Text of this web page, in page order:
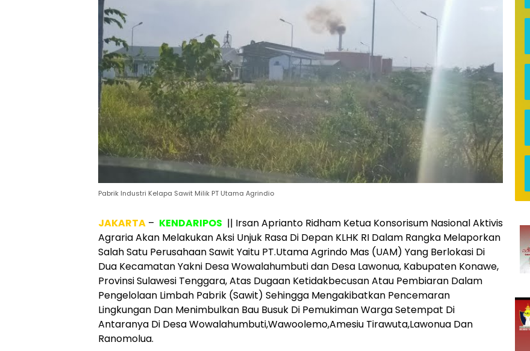
Pabrik Industri Kelapa Sawit Milik PT Utama Agrindio
JAKARTA – KENDARIPOS || Irsan Aprianto Ridham Ketua Konsorisum Nasional Aktivis
Agraria Akan Melakukan Aksi Unjuk Rasa Di Depan KLHK RI Dalam Rangka Melaporkan
Salah Satu Perusahaan Sawit Yaitu PT.Utama Agrindo Mas (UAM) Yang Berlokasi Di
Dua Kecamatan Yakni Desa Wowalahumbuti dan Desa Lawonua, Kabupaten Konawe,
Provinsi Sulawesi Tenggara, Atas Dugaan Ketidakbecusan Atau Pembiaran Dalam
Pengelolaan Limbah Pabrik (Sawit) Sehingga Mengakibatkan Pencemaran
Lingkungan Dan Menimbulkan Bau Busuk Di Pemukiman Warga Setempat Di
Antaranya Di Desa Wowalahumbuti,Wawoolemo,Amesiu Tirawuta,Lawonua Dan
Ranomolua.